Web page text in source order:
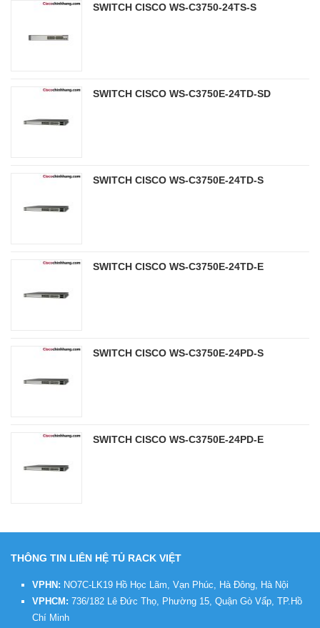
SWITCH CISCO WS-C3750-24TS-S
SWITCH CISCO WS-C3750E-24TD-SD
SWITCH CISCO WS-C3750E-24TD-S
SWITCH CISCO WS-C3750E-24TD-E
SWITCH CISCO WS-C3750E-24PD-S
SWITCH CISCO WS-C3750E-24PD-E
THÔNG TIN LIÊN HỆ TỦ RACK VIỆT
VPHN: NO7C-LK19 Hồ Học Lãm, Vạn Phúc, Hà Đông, Hà Nội
VPHCM: 736/182 Lê Đức Thọ, Phường 15, Quận Gò Vấp, TP.Hồ
Chí Minh